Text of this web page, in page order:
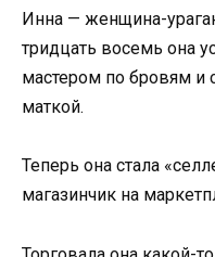
Инна — женщина-
тридцать восемь она
мастером по бровям и
маткой.
Теперь она стала
магазинчик на